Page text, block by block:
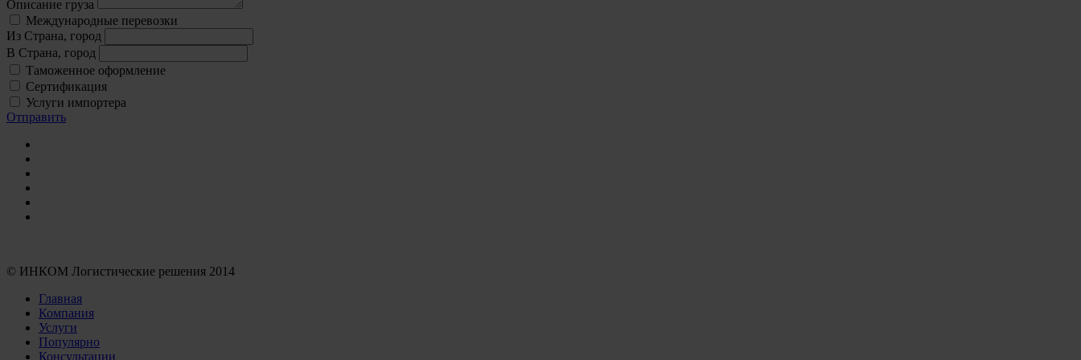
Описание груза
Международные перевозки
Из Страна, город
В Страна, город
Таможенное оформление
Сертификация
Услуги импортера
Отправить
© ИНКОМ Логистические решения 2014
Главная
Компания
Услуги
Популярно
Консультации